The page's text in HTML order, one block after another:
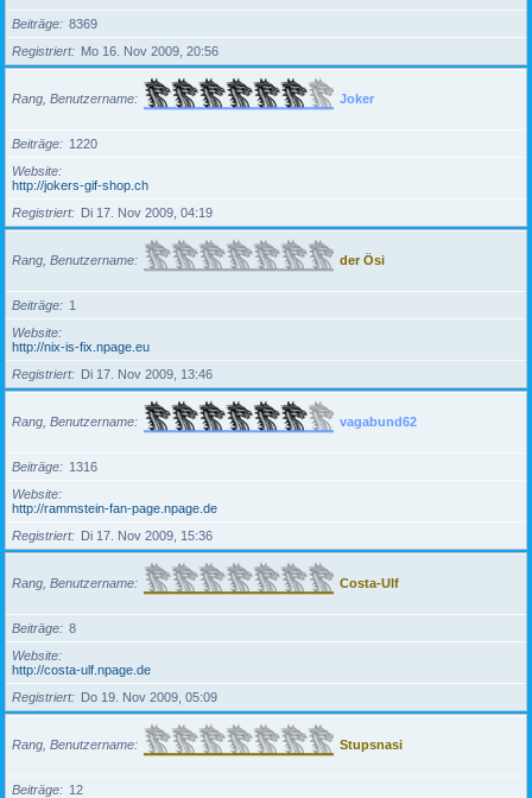
Beiträge
8369
Registriert
Mo 16. Nov 2009, 20:56
Rang, Benutzername Joker
Beiträge
1220
Website
http://jokers-gif-shop.ch
Registriert
Di 17. Nov 2009, 04:19
Rang, Benutzername der Ösi
Beiträge
1
Website
http://nix-is-fix.npage.eu
Registriert
Di 17. Nov 2009, 13:46
Rang, Benutzername vagabund62
Beiträge
1316
Website
http://rammstein-fan-page.npage.de
Registriert
Di 17. Nov 2009, 15:36
Rang, Benutzername Costa-Ulf
Beiträge
8
Website
http://costa-ulf.npage.de
Registriert
Do 19. Nov 2009, 05:09
Rang, Benutzername Stupsnasi
Beiträge
12